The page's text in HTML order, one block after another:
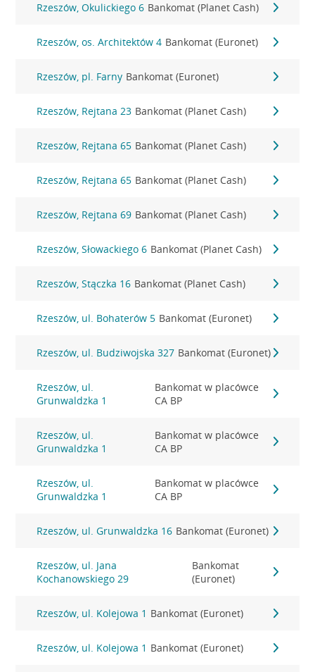
Rzeszów, Okulickiego 6 Bankomat (Planet Cash)
Rzeszów, os. Architektów 4 Bankomat (Euronet)
Rzeszów, pl. Farny Bankomat (Euronet)
Rzeszów, Rejtana 23 Bankomat (Planet Cash)
Rzeszów, Rejtana 65 Bankomat (Planet Cash)
Rzeszów, Rejtana 65 Bankomat (Planet Cash)
Rzeszów, Rejtana 69 Bankomat (Planet Cash)
Rzeszów, Słowackiego 6 Bankomat (Planet Cash)
Rzeszów, Stączka 16 Bankomat (Planet Cash)
Rzeszów, ul. Bohaterów 5 Bankomat (Euronet)
Rzeszów, ul. Budziwojska 327 Bankomat (Euronet)
Rzeszów, ul.
Grunwaldzka 1
Bankomat w placówce
CA BP
Rzeszów, ul.
Grunwaldzka 1
Bankomat w placówce
CA BP
Rzeszów, ul.
Grunwaldzka 1
Bankomat w placówce
CA BP
Rzeszów, ul. Grunwaldzka 16 Bankomat (Euronet)
Rzeszów, ul. Jana
Kochanowskiego 29
Bankomat
(Euronet)
Rzeszów, ul. Kolejowa 1 Bankomat (Euronet)
Rzeszów, ul. Kolejowa 1 Bankomat (Euronet)